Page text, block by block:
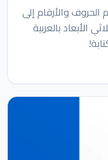
والأرقام إلى
من 55 حيواناً ثلاثي الأبعاد بالعربية